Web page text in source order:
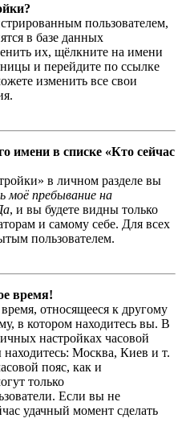
пользователем,
в базе данных
их, щёлкните на имени
и перейдите по ссылке
изменить все свои
имени в списке «Кто сейчас
в личном разделе вы
моё пребывание на
, и вы будете видны только
и самому себе. Для всех
пользователем.
время!
относящееся к другому
в котором находитесь вы. В
настройках часовой
находитесь: Москва, Киев и т.
пояс, как и
только
Если вы не
удачный момент сделать